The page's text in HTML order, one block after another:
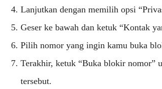
Lanjutkan dengan memilih opsi
Geser ke bawah dan ketuk “Kontak
Pilih nomor yang ingin kamu buka
Terakhir, ketuk “Buka blokir nomor”
tersebut.